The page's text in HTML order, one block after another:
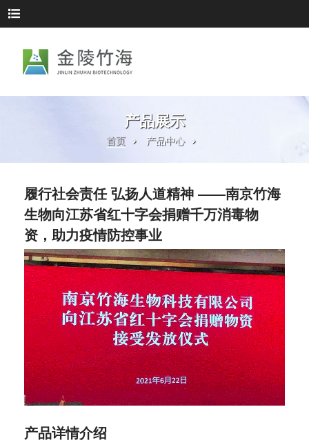
产品展示
首页 产品中心
履行社会责任 弘扬人道精神 ——南京竹海
生物向江苏省红十字会捐赠千万消毒物
资，助力疫情防控事业
产品详情介绍